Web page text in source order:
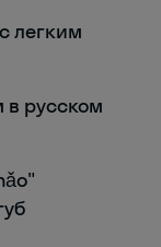
легким
в русском